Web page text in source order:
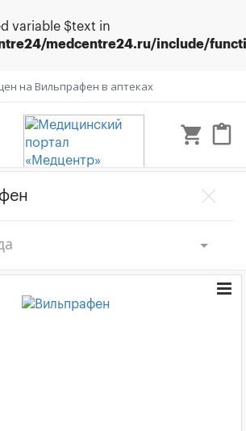
variable $text in
medcentre24.ru/include/
на Вильпрафен в аптеках
shopping_cart content_paste